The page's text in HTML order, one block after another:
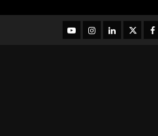
YouTubeInstagram
LinkedIntwitter